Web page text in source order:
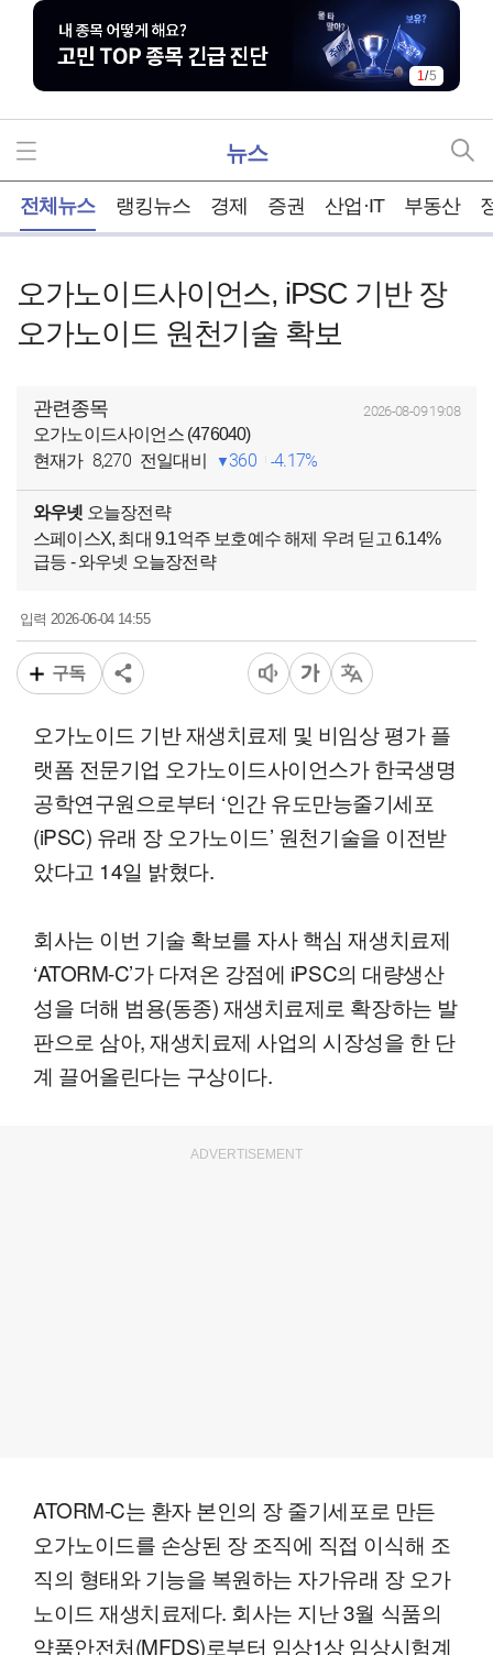
1/5
뉴스
전체뉴스 랭킹뉴스 경제 증권 산업·IT 부동산
오가노이드사이언스, iPSC 기반 장
오가노이드 원천기술 확보
관련종목 2026-08-09 19:08
오가노이드사이언스 (476040)
현재가 8,270 전일대비 360 4.17%
와우넷 오늘장전략
스페이스X, 최대 9.1억주 보호예수 해제 우려 딛고 6.14%
급등 - 와우넷 오늘장전략
입력2026-06-04 14:55
구독
오가노이드 기반 재생치료제 및 비임상 평가 플
랫폼 전문기업 오가노이드사이언스가 한국생명
공학연구원으로부터 ‘인간 유도만능줄기세포
(iPSC) 유래 장 오가노이드’ 원천기술을 이전받
았다고 14일 밝혔다.
회사는 이번 기술 확보를 자사 핵심 재생치료제
‘ATORM-C’가 다져온 강점에 iPSC의 대량생산
성을 더해 범용(동종) 재생치료제로 확장하는 발
판으로 삼아, 재생치료제 사업의 시장성을 한 단
계 끌어올린다는 구상이다.
ADVERTISEMENT
ATORM-C는 환자 본인의 장 줄기세포로 만든
오가노이드를 손상된 장 조직에 직접 이식해 조
직의 형태와 기능을 복원하는 자가유래 장 오가
노이드 재생치료제다. 회사는 지난 3월 식품의
약품안전처(MFDS)로부터 임상1상 임상시험계